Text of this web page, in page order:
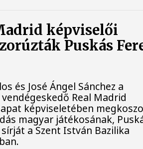
képviselői
Puskás
és José Ángel Sánchez a
Real Madrid
képviseletében
magyar játékosának,
a Szent István Bazilika